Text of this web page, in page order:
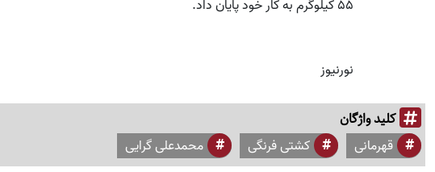
۵۵ کیلوگرم به کار خود پایان داد.
نورنیوز
کلید واژگان
قهرمانی کشتی فرنگی محمدعلی گرایی